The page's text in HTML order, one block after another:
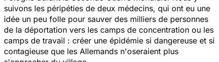
suivons les péripéties de deux médecins, qui ont eu une
idée un peu folle pour sauver des milliers de personnes
de la déportation vers les camps de concentration ou les
camps de travail : créer une épidémie si dangereuse et si
contagieuse que les Allemands n'oseraient plus